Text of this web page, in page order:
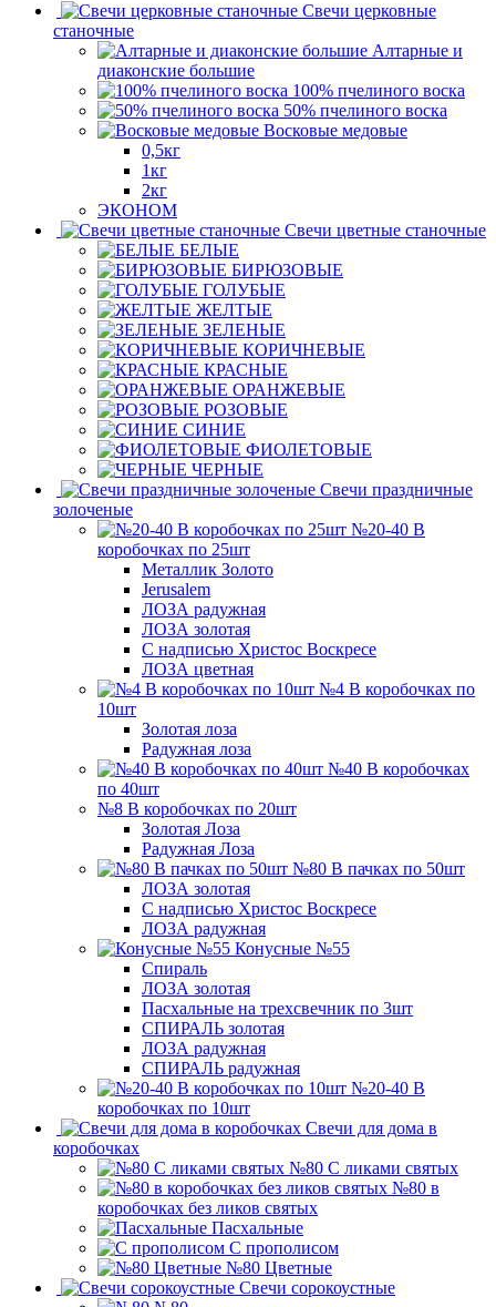
Свечи церковные
станочные
Алтарные и
диаконские большие
100% пчелиного воска
50% пчелиного воска
Восковые медовые
0,5кг
1кг
2кг
ЭКОНОМ
Свечи цветные станочные
БЕЛЫЕ
БИРЮЗОВЫЕ
ГОЛУБЫЕ
ЖЕЛТЫЕ
ЗЕЛЕНЫЕ
КОРИЧНЕВЫЕ
КРАСНЫЕ
ОРАНЖЕВЫЕ
РОЗОВЫЕ
СИНИЕ
ФИОЛЕТОВЫЕ
ЧЕРНЫЕ
Свечи праздничные
золоченые
№20-40 В
коробочках по 25шт
Металлик Золото
Jerusalem
ЛОЗА радужная
ЛОЗА золотая
С надписью Христос Воскресе
ЛОЗА цветная
№4 В коробочках по
10шт
Золотая лоза
Радужная лоза
№40 В коробочках
по 40шт
№8 В коробочках по 20шт
Золотая Лоза
Радужная Лоза
№80 В пачках по 50шт
ЛОЗА золотая
С надписью Христос Воскресе
ЛОЗА радужная
Конусные №55
Спираль
ЛОЗА золотая
Пасхальные на трехсвечник по 3шт
СПИРАЛЬ золотая
ЛОЗА радужная
СПИРАЛЬ радужная
№20-40 В
коробочках по 10шт
Свечи для дома в
коробочках
№80 С ликами святых
№80 в
коробочках без ликов святых
Пасхальные
С прополисом
№80 Цветные
Свечи сорокоустные